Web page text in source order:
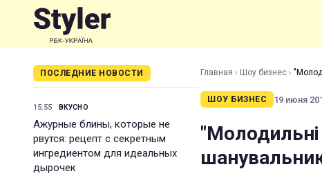
ПОСЛЕДНИЕ НОВОСТИ
15:55 ВКУСНО
Ажурные блины, которые не
рвутся: рецепт с секретным
ингредиентом для идеальных
дырочек
Главная › Шоу бизнес ›
ШОУ БИЗНЕС 19 июня
"Молодильні